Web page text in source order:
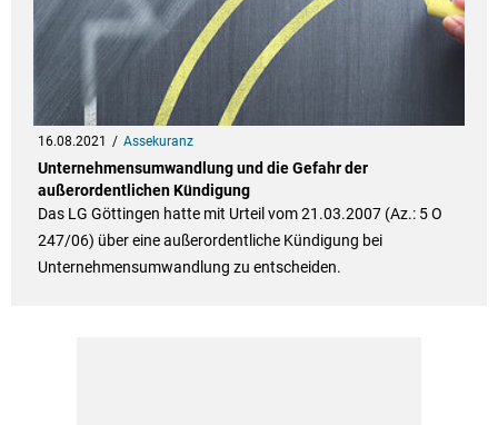
16.08.2021 Assekuranz
Unternehmensumwandlung und die Gefahr der
außerordentlichen Kündigung
Das LG Göttingen hatte mit Urteil vom 21.03.2007 (Az.: 5 O
247/06) über eine außerordentliche Kündigung bei
Unternehmensumwandlung zu entscheiden.